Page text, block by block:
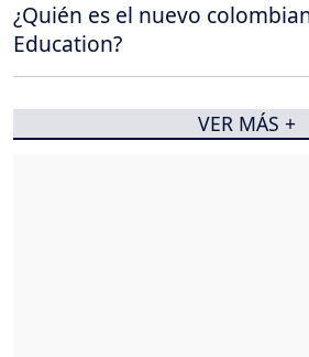
¿Quién es el nuevo
Education?
VER MÁS +